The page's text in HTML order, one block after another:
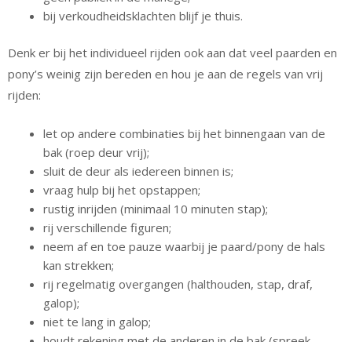
bij verkoudheidsklachten blijf je thuis.
Denk er bij het individueel rijden ook aan dat veel paarden en
pony’s weinig zijn bereden en hou je aan de regels van vrij
rijden:
let op andere combinaties bij het binnengaan van de
bak (roep deur vrij);
sluit de deur als iedereen binnen is;
vraag hulp bij het opstappen;
rustig inrijden (minimaal 10 minuten stap);
rij verschillende figuren;
neem af en toe pauze waarbij je paard/pony de hals
kan strekken;
rij regelmatig overgangen (halthouden, stap, draf,
galop);
niet te lang in galop;